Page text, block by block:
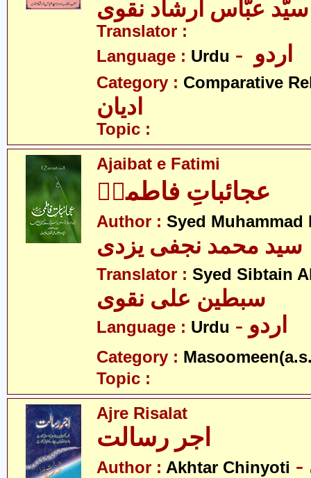
سیّد عبّاس ارشاد نقوی
Translator :
Language : Urdu
Category : Comparative
ادیان
Topic :
Ajaibat e Fatimi
عجائباتِ فاطمیؑ
Author : Syed Muhammad
سید محمد نجفی یزدی
Translator : Syed Sibtain
سبطین علی نقوی
Language : Urdu - اردو
Category :
Topic :
Ajre Risalat
Author : Akhtar Chinyoti